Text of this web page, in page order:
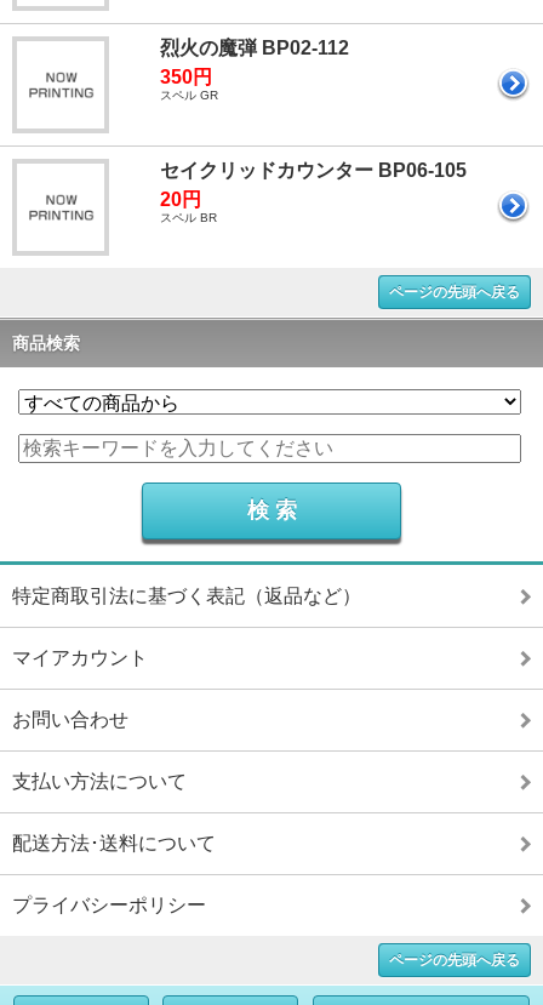
烈火の魔弾 BP02-112
350円
スペル GR
セイクリッドカウンター BP06-105
20円
スペル BR
ページの先頭へ戻る
商品検索
特定商取引法に基づく表記（返品など）
マイアカウント
お問い合わせ
支払い方法について
配送方法･送料について
プライバシーポリシー
ページの先頭へ戻る